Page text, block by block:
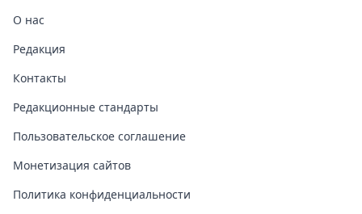
О нас
Редакция
Контакты
Редакционные стандарты
Пользовательское соглашение
Монетизация сайтов
Политика конфиденциальности